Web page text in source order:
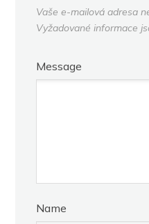
Vaše e-mailová adresa
Vyžadované informace
Message
Name